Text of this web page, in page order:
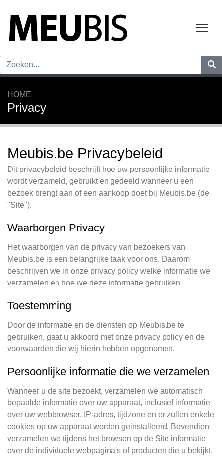
HOME
Privacy
Meubis.be Privacybeleid
Dit privacybeleid beschrijft hoe uw persoonlijke informatie
wordt verzameld, gebruikt en gedeeld wanneer u een
bezoek brengt aan of een aankoop doet bij Meubis.be (de
"Site").
Waarborgen Privacy
Het waarborgen van de privacy van bezoekers van
Meubis.be is een belangrijke taak voor ons. Daarom
beschrijven we in onze privacy policy welke informatie we
verzamelen en hoe we deze informatie gebruiken.
Toestemming
Door de informatie en de diensten op Meubis.be te
gebruiken, gaat u akkoord met onze privacy policy en de
voorwaarden die wij hierin hebben opgenomen.
Persoonlijke informatie die we verzamelen
Wanneer u de site bezoekt, verzamelen we automatisch
bepaalde informatie over uw apparaat, inclusief informatie
over uw webbrowser, IP-adres, tijdzone en er zullen enkele
cookies op uw apparaat worden geinstalleerd. Bovendien
verzamelen we tijdens het browsen op de Site informatie
over de individuele webpagina's of producten die u bekijkt,